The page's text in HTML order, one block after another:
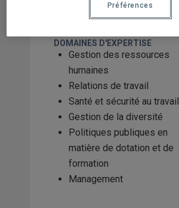
DOMAINES D'EXPERTISE
Gestion des ressources
humaines
Relations de travail
Santé et sécurité au travail
Gestion de la diversité
Politiques publiques en
matière de dotation et de
formation
Management
Préférences